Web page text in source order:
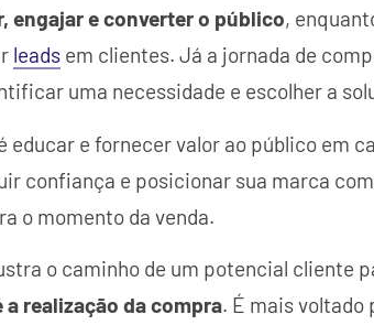
engajar e converter o público,
leads em clientes. Já a jornada de
uma necessidade e escolher a
educar e fornecer valor ao público em
confiança e posicionar sua marca
o momento da venda.
o caminho de um potencial cliente
realização da compra. É mais voltado